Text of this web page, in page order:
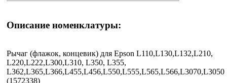
Описание номенклатуры:
Рычаг (флажок, концевик) для Epson L110,L130,L132,L210,
L220,L222,L300,L310, L350, L355,
L362,L365,L366,L455,L456,L550,L555,L565,L566,L3070,L3050
(1572338)